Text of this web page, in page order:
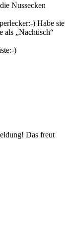
Nussecken
) Habe sie
als „Nachtisch“
)
Das freut